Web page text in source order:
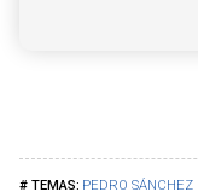
PEDRO SÁNCHEZ